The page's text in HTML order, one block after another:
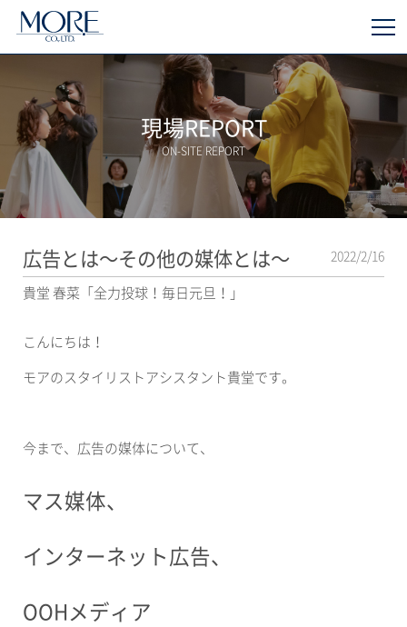
現場REPORT
ON-SITE REPORT
2022/2/16
広告とは〜その他の媒体とは〜
貴堂 春菜「全力投球！毎日元旦！」
­こんにちは！
モアのスタイリストアシスタント貴堂です。
今まで、広告の媒体について、
マス媒体、
インターネット広告、
OOHメディア